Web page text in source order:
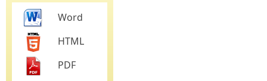
Word
HTML
PDF